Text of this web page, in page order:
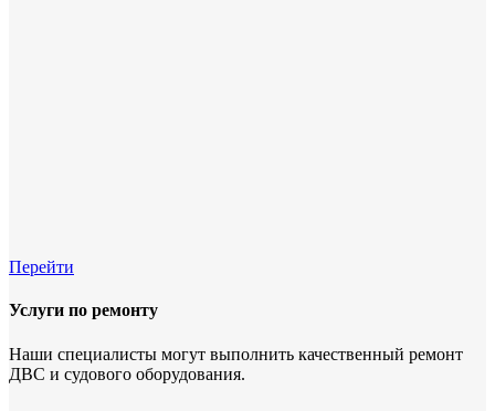
Перейти
Услуги по ремонту
Наши специалисты могут выполнить качественный ремонт
ДВС и судового оборудования.